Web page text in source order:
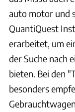
auto motor und
QuantiQuest
erarbeitet, um
der Suche nach
bieten. Bei den
besonders